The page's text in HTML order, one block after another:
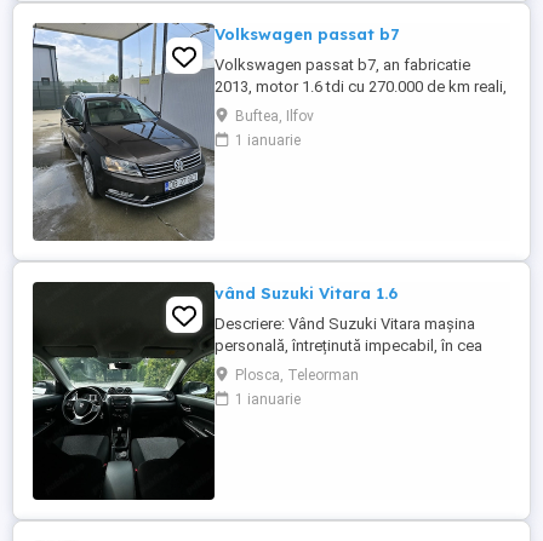
Volkswagen passat b7
Volkswagen passat b7, an fabricatie
2013, motor 1.6 tdi cu 270.000 de km reali,
cutie manuala. Masina personala de
aproximativ 3 ani, cu revizii la timp si
intretinere corespunzatoare, interior din
Buftea, Ilfov
1 ianuarie
vând Suzuki Vitara 1.6
Descriere: Vând Suzuki Vitara mașina
personală, întreținută impecabil, în cea
mai căutată configurație pentru fiabilitate:
motorul 1.6 benzină aspirat (distribuție
lanț) și tracțiune integrală AllGrip Date
Plosca, Teleorman
1 ianuarie